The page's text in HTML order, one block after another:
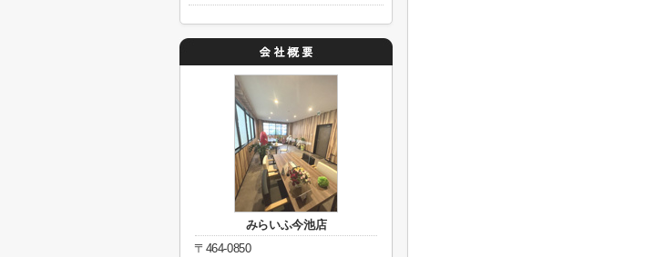
みらいふ今池店
〒464-0850